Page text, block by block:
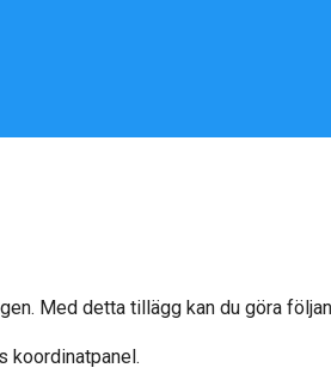
Med detta tillägg kan du göra
koordinatpanel.